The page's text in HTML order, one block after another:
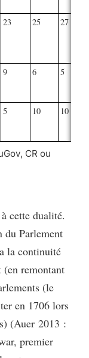
23 25 27
9 6 5
5 10 10
CR ou
cette dualité.
du Parlement
la continuité
(en remontant
(le
en 1706 lors
(Auer 2013 :
premier